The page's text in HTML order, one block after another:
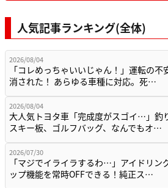
人気記事ランキング(全体)
2026/08/04
「コレめっちゃいいじゃん！」運転の不
消された！ あらゆる車種に対応。死…
2026/08/04
大人気トヨタ車「完成度がスゴイ…」釣
スキー板、ゴルフバッグ、なんでもオ…
2026/07/30
「マジでイライラするわ…」アイドリン
ップ機能を常時OFFできる！純正ス…